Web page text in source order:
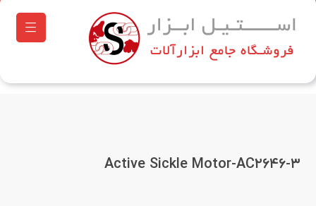
Active Sickle Motor-AC۲۶۴۶-۳